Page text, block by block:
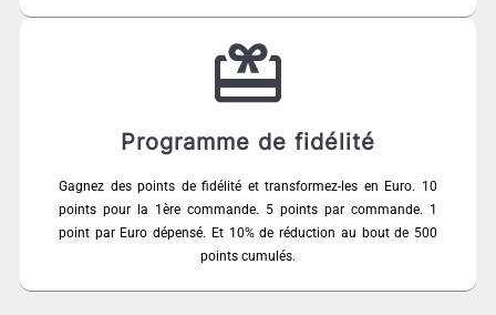
Programme de fidélité
Gagnez des points de fidélité et transformez-les en Euro. 10
points pour la 1ère commande. 5 points par commande. 1
point par Euro dépensé. Et 10% de réduction au bout de 500
points cumulés.